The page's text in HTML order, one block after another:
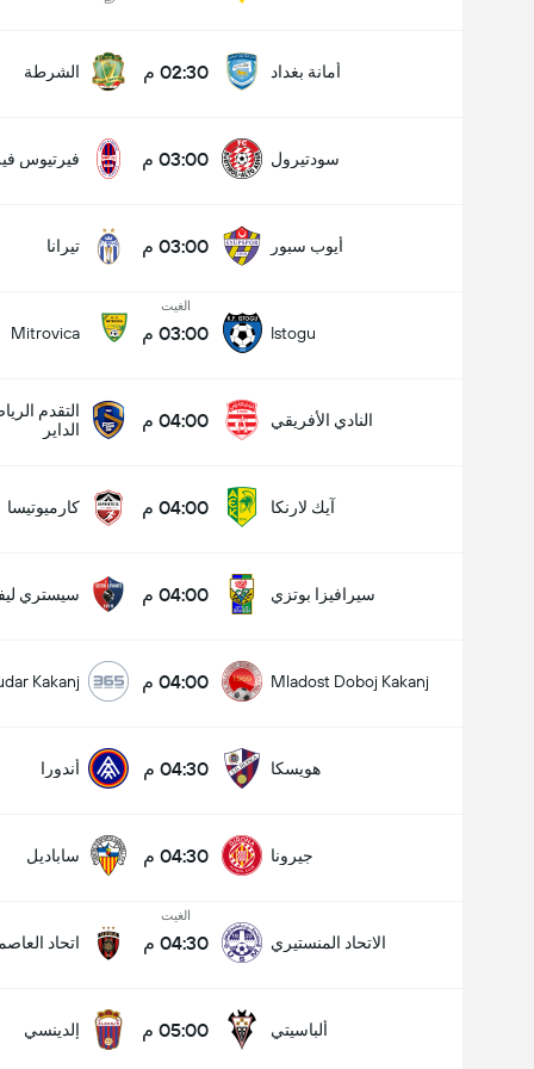
أمانة بغداد 02:30 م الشرطة
سودتيرول 03:00 م فيرتيوس
أيوب سبور 03:00 م تيرانا
Istogu
الغيت
03:00 م Mitrovica
النادي الأفريقي 04:00 م
التقدم
الداير
آيك لارنكا 04:00 م كارميوتيسا
سيرافيزا بوتزي 04:00 م سيستري
Mladost Doboj Kakanj 04:00 م Kakanj
هويسكا 04:30 م أندورا
جيرونا 04:30 م ساباديل
الاتحاد المنستيري
الغيت
04:30 م اتحاد
ألباسيتي 05:00 م إلدينسي